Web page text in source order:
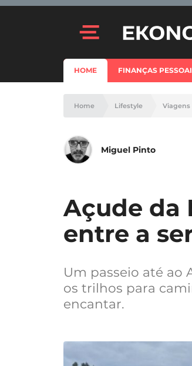
HOME FINANÇAS
Home Lifestyle Viagens
Miguel Pinto
Açude da
entre a
Um passeio até ao
os trilhos para
encantar.